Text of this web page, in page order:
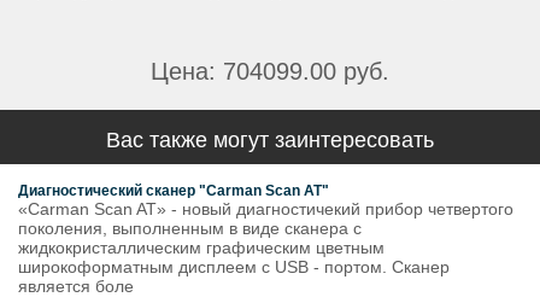
Цена: 704099.00 руб.
Вас также могут заинтересовать
Диагностический сканер "Carman Scan AT"
«Carman Scan AT» - новый диагностичекий прибор четвертого
поколения, выполненным в виде сканера с
жидкокристаллическим графическим цветным
широкоформатным дисплеем с USB - портом. Сканер
является боле